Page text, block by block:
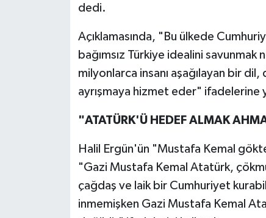
dedi.
Açıklamasında, "Bu ülkede
bağımsız Türkiye idealini savunmak
milyonlarca insanı aşağılayan bir
ayrışmaya hizmet eder" ifadelerine
"ATATÜRK'Ü HEDEF ALMAK
Halil Ergün'ün "Mustafa Kemal
"Gazi Mustafa Kemal Atatürk,
çağdaş ve laik bir Cumhuriyet
inmemişken Gazi Mustafa Kemal